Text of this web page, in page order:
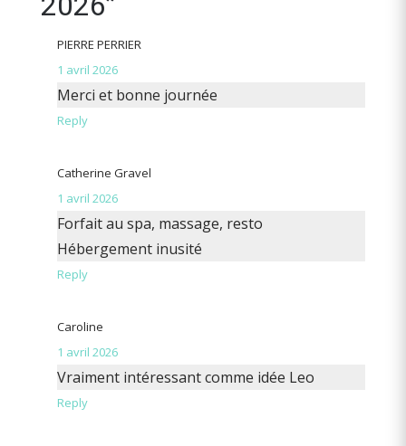
PIERRE PERRIER
1 avril 2026
Merci et bonne journée
Reply
Catherine Gravel
1 avril 2026
Forfait au spa, massage, resto
Hébergement inusité
Reply
Caroline
1 avril 2026
Vraiment intéressant comme idée Leo
Reply